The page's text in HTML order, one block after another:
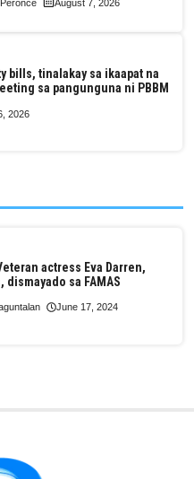
August 7, 2026
bills, tinalakay sa ikaapat na
sa pangunguna ni PBBM
2026
actress Eva Darren,
sa FAMAS
June 17, 2024